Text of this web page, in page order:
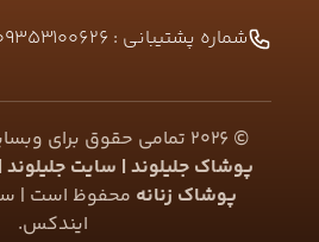
شماره پشتیبانی :
©
2026 تمامی حقوق برای
پوشاک جلیلوند | سایت جلیلوند
پوشاک زنانه محفوظ است |
ایندکس.